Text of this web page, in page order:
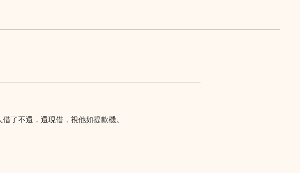
了不還，還現借，視他如提款機。